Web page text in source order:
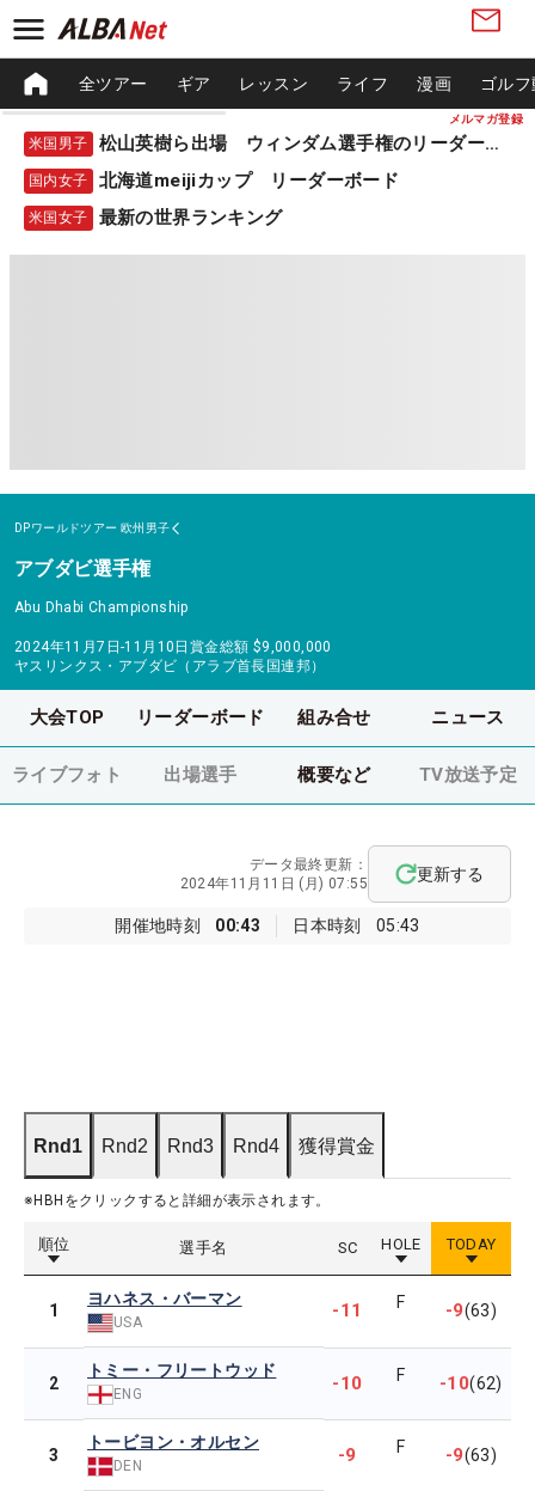
メルマガ登録
全ツアー ギア レッスン ライフ 漫画 ゴル
米国男子 松山英樹ら出場 ウィンダム選手権のリーダーボード
国内女子 北海道meijiカップ リーダーボード
米国女子 最新の世界ランキング
DPワールドツアー 欧州男子
アブダビ選手権
Abu Dhabi Championship
2024年11月7日-11月10日 賞金総額 $9,000,000
ヤスリンクス・アブダビ（アラブ首長国連邦）
大会TOP リーダーボード 組み合せ ニュース
ライブフォト 出場選手 概要など TV放送予定
開催地時刻 00:43 日本時刻 05:43
データ最終更新：
2024年11月11日 (月) 07:55
更新する
Rnd1 Rnd2 Rnd3 Rnd4 獲得賞金
※HBHをクリックすると詳細が表示されます。
順位 選手名 SC HOLE TODAY
1
ヨハネス・バーマン
USA
-11 F -9(63)
2
トミー・フリートウッド
ENG -10 F -10(62)
3
トービヨン・オルセン
DEN -9 F -9(63)